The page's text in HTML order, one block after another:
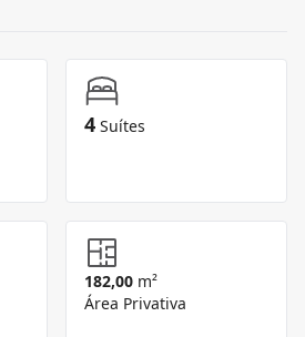
4 Suítes
182,00 m²
Área Privativa